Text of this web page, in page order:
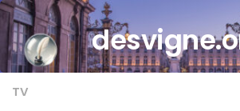
Skip to content
TV